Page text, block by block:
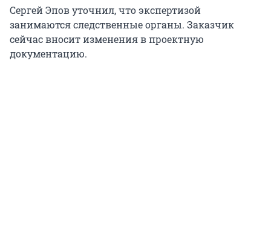
Сергей Эпов уточнил, что экспертизой
занимаются следственные органы. Заказчик
сейчас вносит изменения в проектную
документацию.